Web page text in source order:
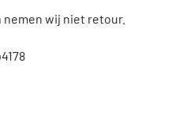
wij niet retour.